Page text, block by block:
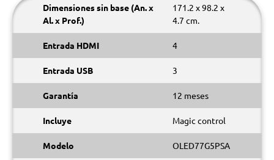
Dimensiones sin base (An. x
Al. x Prof.)
171.2 x 98.2 x
4.7 cm.
Entrada HDMI 4
Entrada USB 3
Garantía 12 meses
Incluye Magic control
Modelo OLED77G5PSA